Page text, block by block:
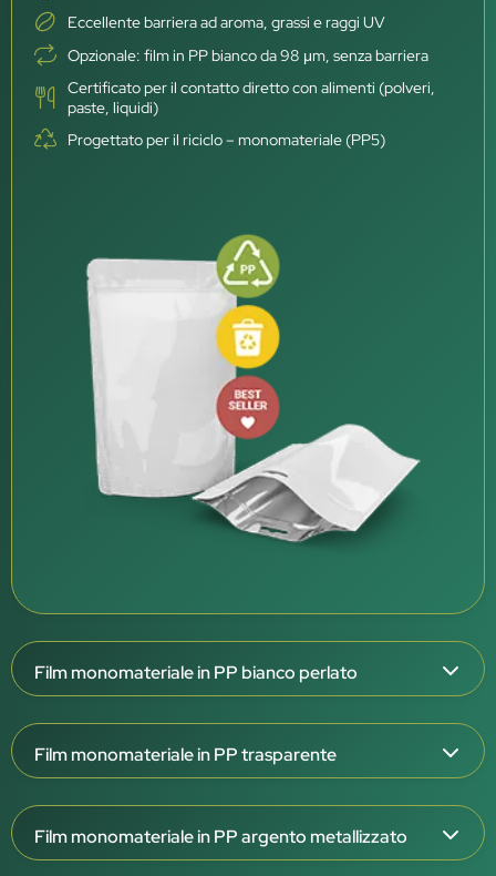
Eccellente barriera ad aroma, grassi e raggi UV
Opzionale: film in PP bianco da 98 μm, senza barriera
Certificato per il contatto diretto con alimenti (polveri,
paste, liquidi)
Progettato per il riciclo – monomateriale (PP5)
Film monomateriale in PP bianco perlato
Struttura triplex: OPP/OPPmet/CPP W
Barriera molto elevata (OTR <0,1 / WVTR <0,1)
Eccellente barriera ad aroma, grassi e raggi UV
Film monomateriale in PP trasparente
Struttura triplex: OPP/OPP/CPP T
Film monomateriale in PP argento metallizzato